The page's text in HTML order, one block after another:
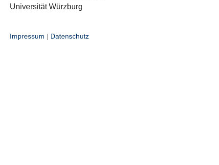
Universität Würzburg
Impressum | Datenschutz